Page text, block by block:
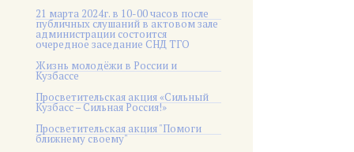
21 марта 2024г. в 10-00 часов после
публичных слушаний в актовом зале
администрации состоится
очередное заседание СНД ТГО
Жизнь молодёжи в России и
Кузбассе
Просветительская акция «Сильный
Кузбасс – Сильная Россия!»
Просветительская акция "Помоги
ближнему своему"